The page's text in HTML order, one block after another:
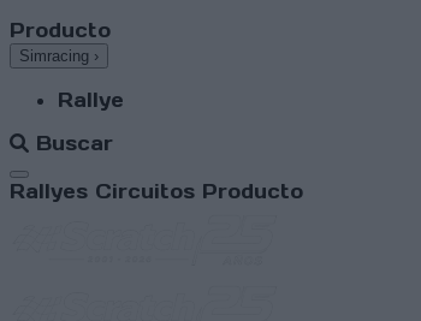
Producto
Simracing ›
Rallye
Buscar
Abrir menú
Rallyes Circuitos Producto